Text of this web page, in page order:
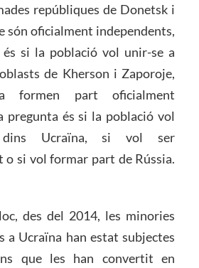
repúbliques de Donetsk i
són oficialment independents,
si la població vol unir-se a
de Kherson i Zaporoje,
formen part oficialment
pregunta és si la població vol
dins Ucraïna, si vol ser
o si vol formar part de Rússia.
des del 2014, les minories
a Ucraïna han estat subjectes
que les han convertit en